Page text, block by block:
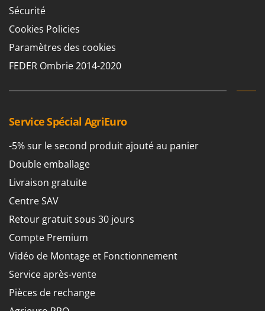
Sécurité
Cookies Policies
Paramètres des cookies
FEDER Ombrie 2014-2020
Service Spécial AgriEuro
-5% sur le second produit ajouté au panier
Double emballage
Livraison gratuite
Centre SAV
Retour gratuit sous 30 jours
Compte Premium
Vidéo de Montage et Fonctionnement
Service après-vente
Pièces de rechange